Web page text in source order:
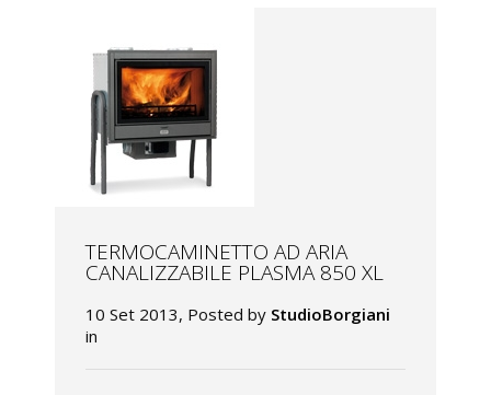
TERMOCAMINETTO AD ARIA
CANALIZZABILE PLASMA 850 XL
10 Set 2013, Posted by StudioBorgiani
in